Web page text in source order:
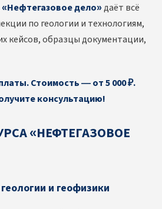
«Нефтегазовое дело»даёт всё
по геологии и технологиям,
кейсов, образцы документации,
Стоимость — от 5 000 ₽.
консультацию!
«НЕФТЕГАЗОВОЕ
и геофизики